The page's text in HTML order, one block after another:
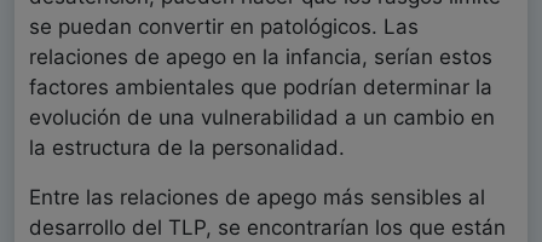
se puedan convertir en patológicos. Las
relaciones de apego en la infancia, serían estos
factores ambientales que podrían determinar la
evolución de una vulnerabilidad a un cambio en
la estructura de la personalidad.
Entre las relaciones de apego más sensibles al
desarrollo del TLP, se encontrarían los que están